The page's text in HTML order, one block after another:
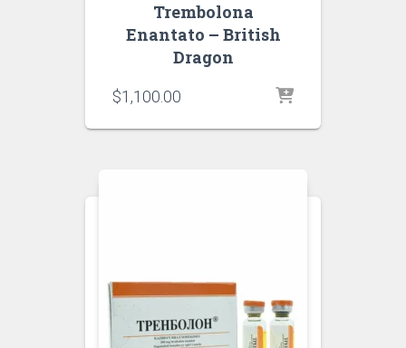
Trembolona
Enantato – British
Dragon
$1,100.00